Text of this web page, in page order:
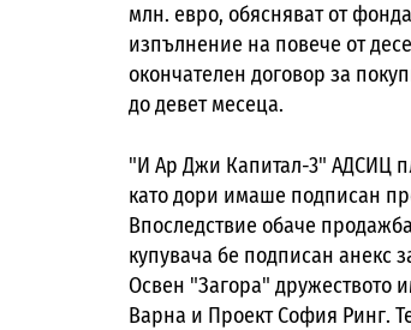
млн. евро, обясняват от
изпълнение на повече от
окончателен договор за
до девет месеца.
"И Ар Джи Капитал-3" АДСИЦ
като дори имаше подписан
Впоследствие обаче
купувача бе подписан анекс
Освен "Загора" дружеството
Варна и Проект София Ринг.